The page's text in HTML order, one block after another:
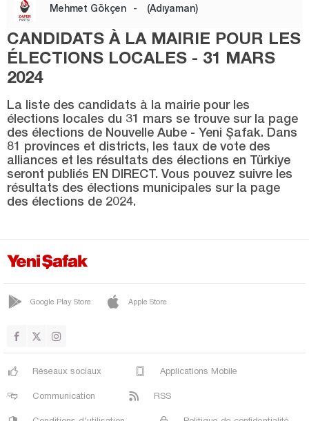
KESMETEPE
KÖMÜR
CENTRE
PINARBAŞI
ŞAMBAYAT
SAMSAT
SUVARLI
TUT
YAYLAKONAK
Ağrı
Mehmet Gökçen - (Adıyaman)
CANDIDATS À LA MAIRIE POUR LES
ÉLECTIONS LOCALES - 31 MARS
2024
La liste des candidats à la mairie pour les
élections locales du 31 mars se trouve sur la page
des élections de Nouvelle Aube - Yeni Şafak. Dans
81 provinces et districts, les taux de vote des
alliances et les résultats des élections en Türkiye
seront publiés EN DIRECT. Vous pouvez suivre les
résultats des élections municipales sur la page
des élections de 2024.
Google Play Store Apple Store
Réseaux sociaux Applications Mobile
Communication RSS